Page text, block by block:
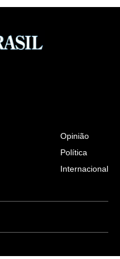
Opinião
Política
Internacional